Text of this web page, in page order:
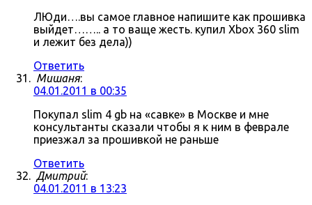
ЛЮди….вы самое главное напишите как прошивка
выйдет…….. а то ваще жесть. купил Xbox 360 slim
и лежит без дела))
Ответить
Мишаня:
04.01.2011 в 00:35
Покупал slim 4 gb на «савке» в Москве и мне
консультанты сказали чтобы я к ним в феврале
приезжал за прошивкой не раньше
Ответить
Дмитрий:
04.01.2011 в 13:23